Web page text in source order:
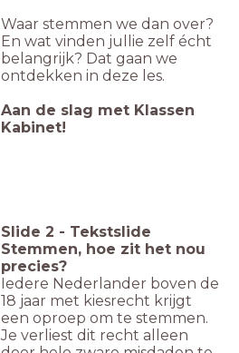
Waar stemmen we dan over?
En wat vinden jullie zelf écht
belangrijk? Dat gaan we
ontdekken in deze les.
Aan de slag met Klassen
Kabinet!
Slide 2 - Tekstslide
Stemmen, hoe zit het nou
precies?
Iedere Nederlander boven de
18 jaar met kiesrecht krijgt
een oproep om te stemmen.
Je verliest dit recht alleen